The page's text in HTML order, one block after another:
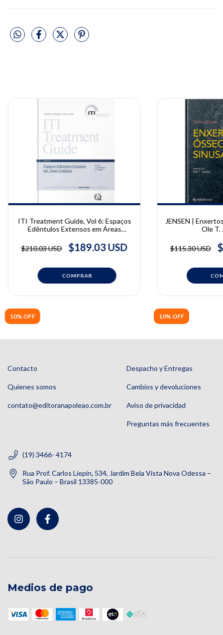
10% OFF
ITI Treatment Guide, Vol 6: Espaços
Edêntulos Extensos em Áreas
$210.03 USD
$189.03 USD
10% OFF
JENSEN |
Ole T.
$115.30 USD
Contacto
Quienes somos
contato@editoranapoleao.com.br
Despacho y Entregas
Cambios y devoluciones
Aviso de privacidad
Preguntas más frecuentes
(19) 3466- 4174
Rua Prof. Carlos Liepin, 534, Jardim Bela Vista Nova Odessa –
São Paulo – Brasil 13385-000
Medios de pago